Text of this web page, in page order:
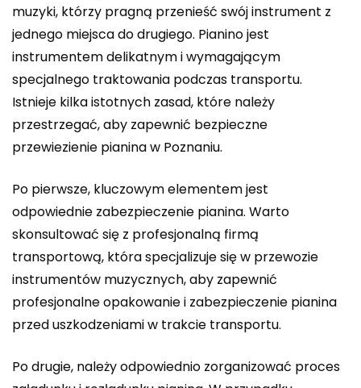
muzyki, którzy pragną przenieść swój instrument z
jednego miejsca do drugiego. Pianino jest
instrumentem delikatnym i wymagającym
specjalnego traktowania podczas transportu.
Istnieje kilka istotnych zasad, które należy
przestrzegać, aby zapewnić bezpieczne
przewiezienie pianina w Poznaniu.
Po pierwsze, kluczowym elementem jest
odpowiednie zabezpieczenie pianina. Warto
skonsultować się z profesjonalną firmą
transportową, która specjalizuje się w przewozie
instrumentów muzycznych, aby zapewnić
profesjonalne opakowanie i zabezpieczenie pianina
przed uszkodzeniami w trakcie transportu.
Po drugie, należy odpowiednio zorganizować proces